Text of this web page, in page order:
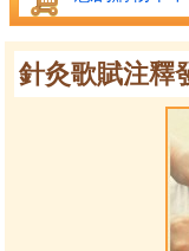
針灸歌賦注釋